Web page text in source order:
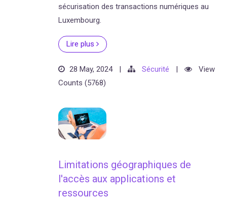
sécurisation des transactions numériques au
Luxembourg.
Lire plus
28 May, 2024 | Sécurité |
View
Counts (5768)
Limitations géographiques de
l'accès aux applications et
ressources